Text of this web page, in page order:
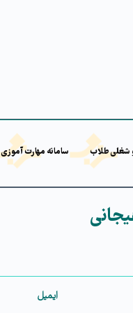
شغلی طلاب سامانه مهارت آموزی
ایمیل